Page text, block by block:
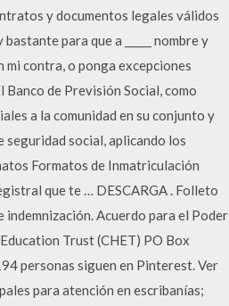
y documentos legales válidos
para que a _____ nombre y
mi contra, o ponga excepciones
de Previsión Social, como
a la comunidad en su conjunto y
social, aplicando los
Formatos de Inmatriculación
que te … DESCARGA . Folleto
Acuerdo para el Poder
Trust (CHET) PO Box
personas siguen en Pinterest. Ver
para atención en escribanías;